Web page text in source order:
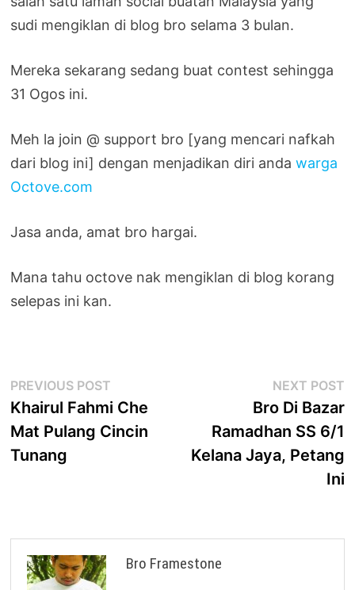
sudi mengiklan di blog bro selama 3 bulan.
Mereka sekarang sedang buat contest sehingga
31 Ogos ini.
Meh la join @ support bro [yang mencari nafkah
dari blog ini] dengan menjadikan diri andawarga
Octove.com
Jasa anda, amat bro hargai.
Mana tahu octove nak mengiklan di blog korang
selepas ini kan.
Post
navigation
PREVIOUS POST
post:
Khairul Fahmi Che
Mat Pulang Cincin
Tunang
NEXT POST
Bro Di Bazar
Ramadhan SS 6/1
Kelana Jaya, Petang
Ini
Bro Framestone